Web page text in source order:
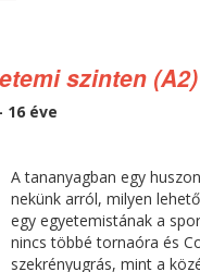
szinten (A2)
éve
A tananyagban egy
nekünk arról, milyen
egy egyetemistának a
nincs többé tornaóra és
szekrényugrás, mint a